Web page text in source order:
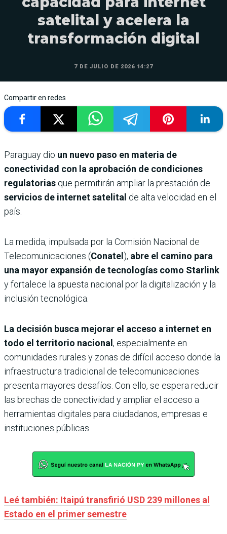
satelital y acelera la
transformación digital
7 DE JULIO DE 2026 14:27
Compartir en redes
Paraguay dio un nuevo paso en materia de
conectividad con la aprobación de condiciones
regulatorias que permitirán ampliar la prestación de
servicios de internet satelital de alta velocidad en el
país.
La medida, impulsada por la Comisión Nacional de
Telecomunicaciones (Conatel ), abre el camino para
una mayor expansión de tecnologías como Starlink
y fortalece la apuesta nacional por la digitalización y la
inclusión tecnológica.
La decisión busca mejorar el acceso a internet en
todo el territorio nacional , especialmente en
comunidades rurales y zonas de difícil acceso donde la
infraestructura tradicional de telecomunicaciones
presenta mayores desafíos. Con ello, se espera reducir
las brechas de conectividad y ampliar el acceso a
herramientas digitales para ciudadanos, empresas e
instituciones públicas.
Leé también: Itaipú transfirió USD 239 millones al
Estado en el primer semestre